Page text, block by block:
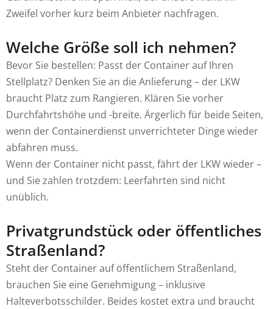
Zweifel vorher kurz beim Anbieter nachfragen.
Welche Größe soll ich nehmen?
Bevor Sie bestellen: Passt der Container auf Ihren
Stellplatz? Denken Sie an die Anlieferung – der LKW
braucht Platz zum Rangieren. Klären Sie vorher
Durchfahrtshöhe und -breite. Ärgerlich für beide Seiten,
wenn der Containerdienst unverrichteter Dinge wieder
abfahren muss.
Wenn der Container nicht passt, fährt der LKW wieder –
und Sie zahlen trotzdem: Leerfahrten sind nicht
unüblich.
Privatgrundstück oder öffentliches
Straßenland?
Steht der Container auf öffentlichem Straßenland,
brauchen Sie eine Genehmigung – inklusive
Halteverbotsschilder. Beides kostet extra und braucht